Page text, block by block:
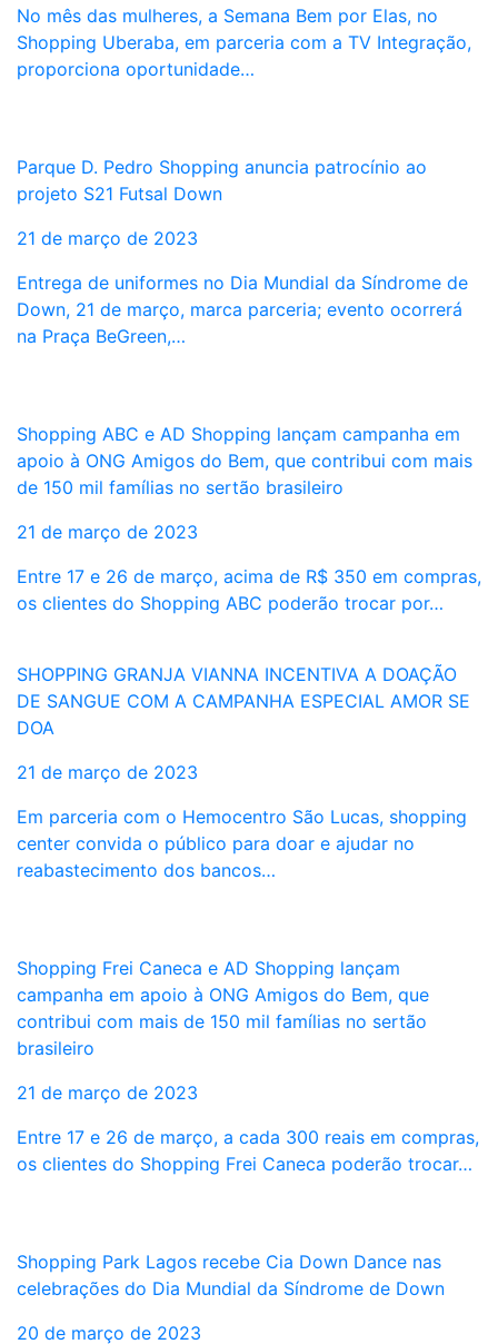
No mês das mulheres, a Semana Bem por Elas, no
Shopping Uberaba, em parceria com a TV Integração,
proporciona oportunidade…
Parque D. Pedro Shopping anuncia patrocínio ao
projeto S21 Futsal Down
21 de março de 2023
Entrega de uniformes no Dia Mundial da Síndrome de
Down, 21 de março, marca parceria; evento ocorrerá
na Praça BeGreen,…
Shopping ABC e AD Shopping lançam campanha em
apoio à ONG Amigos do Bem, que contribui com mais
de 150 mil famílias no sertão brasileiro
21 de março de 2023
Entre 17 e 26 de março, acima de R$ 350 em compras,
os clientes do Shopping ABC poderão trocar por…
SHOPPING GRANJA VIANNA INCENTIVA A DOAÇÃO
DE SANGUE COM A CAMPANHA ESPECIAL AMOR SE
DOA
21 de março de 2023
Em parceria com o Hemocentro São Lucas, shopping
center convida o público para doar e ajudar no
reabastecimento dos bancos…
Shopping Frei Caneca e AD Shopping lançam
campanha em apoio à ONG Amigos do Bem, que
contribui com mais de 150 mil famílias no sertão
brasileiro
21 de março de 2023
Entre 17 e 26 de março, a cada 300 reais em compras,
os clientes do Shopping Frei Caneca poderão trocar…
Shopping Park Lagos recebe Cia Down Dance nas
celebrações do Dia Mundial da Síndrome de Down
20 de março de 2023